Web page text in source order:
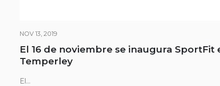
NOV 13, 2019
El 16 de noviembre se inaugura SportFit
Temperley
El...